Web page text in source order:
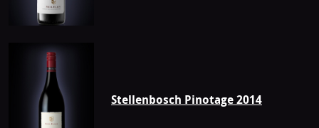
Stellenbosch Pinotage 2014